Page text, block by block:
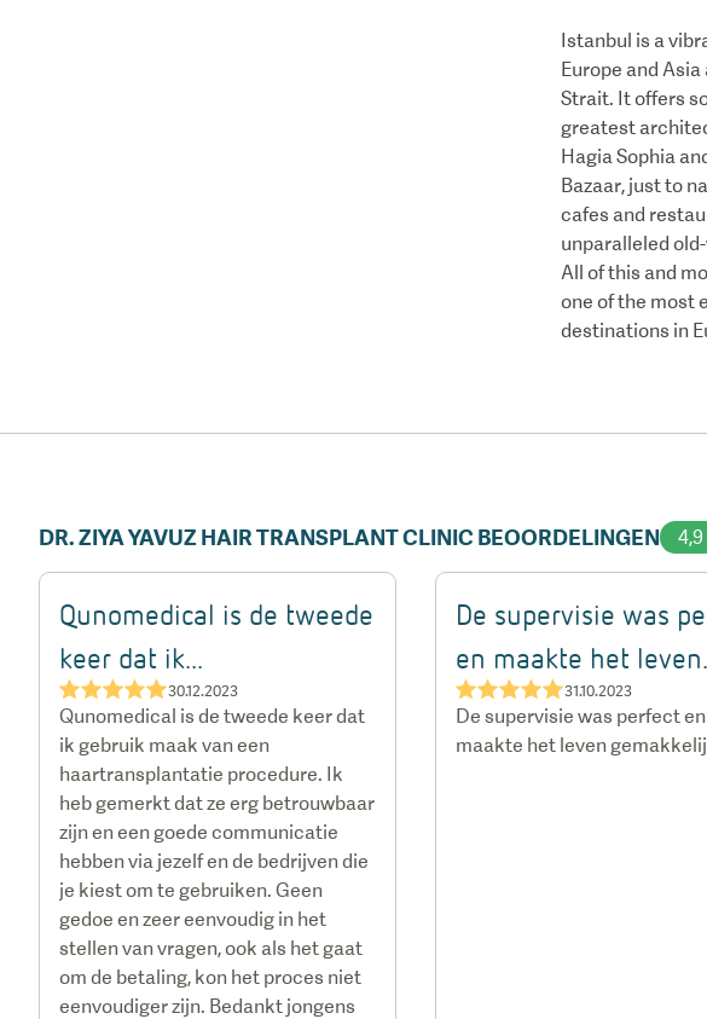
Istanbul is a
Europe and
Strait. It offers
greatest
Hagia Sophia
Bazaar, just to
cafes and
unparalleled
All of this and
one of the most
destinations in
DR. ZIYA YAVUZ HAIR TRANSPLANT CLINIC BEOORDELINGEN 4,9
Qunomedical is de tweede
keer dat ik...
★★★★★30.12.2023
Qunomedical is de tweede keer dat
ik gebruik maak van een
haartransplantatie procedure. Ik
heb gemerkt dat ze erg betrouwbaar
zijn en een goede communicatie
hebben via jezelf en de bedrijven die
je kiest om te gebruiken. Geen
gedoe en zeer eenvoudig in het
stellen van vragen, ook als het gaat
om de betaling, kon het proces niet
eenvoudiger zijn. Bedankt jongens
De supervisie was
en maakte het
★★★★★31.10.2023
De supervisie was perfect en
maakte het leven